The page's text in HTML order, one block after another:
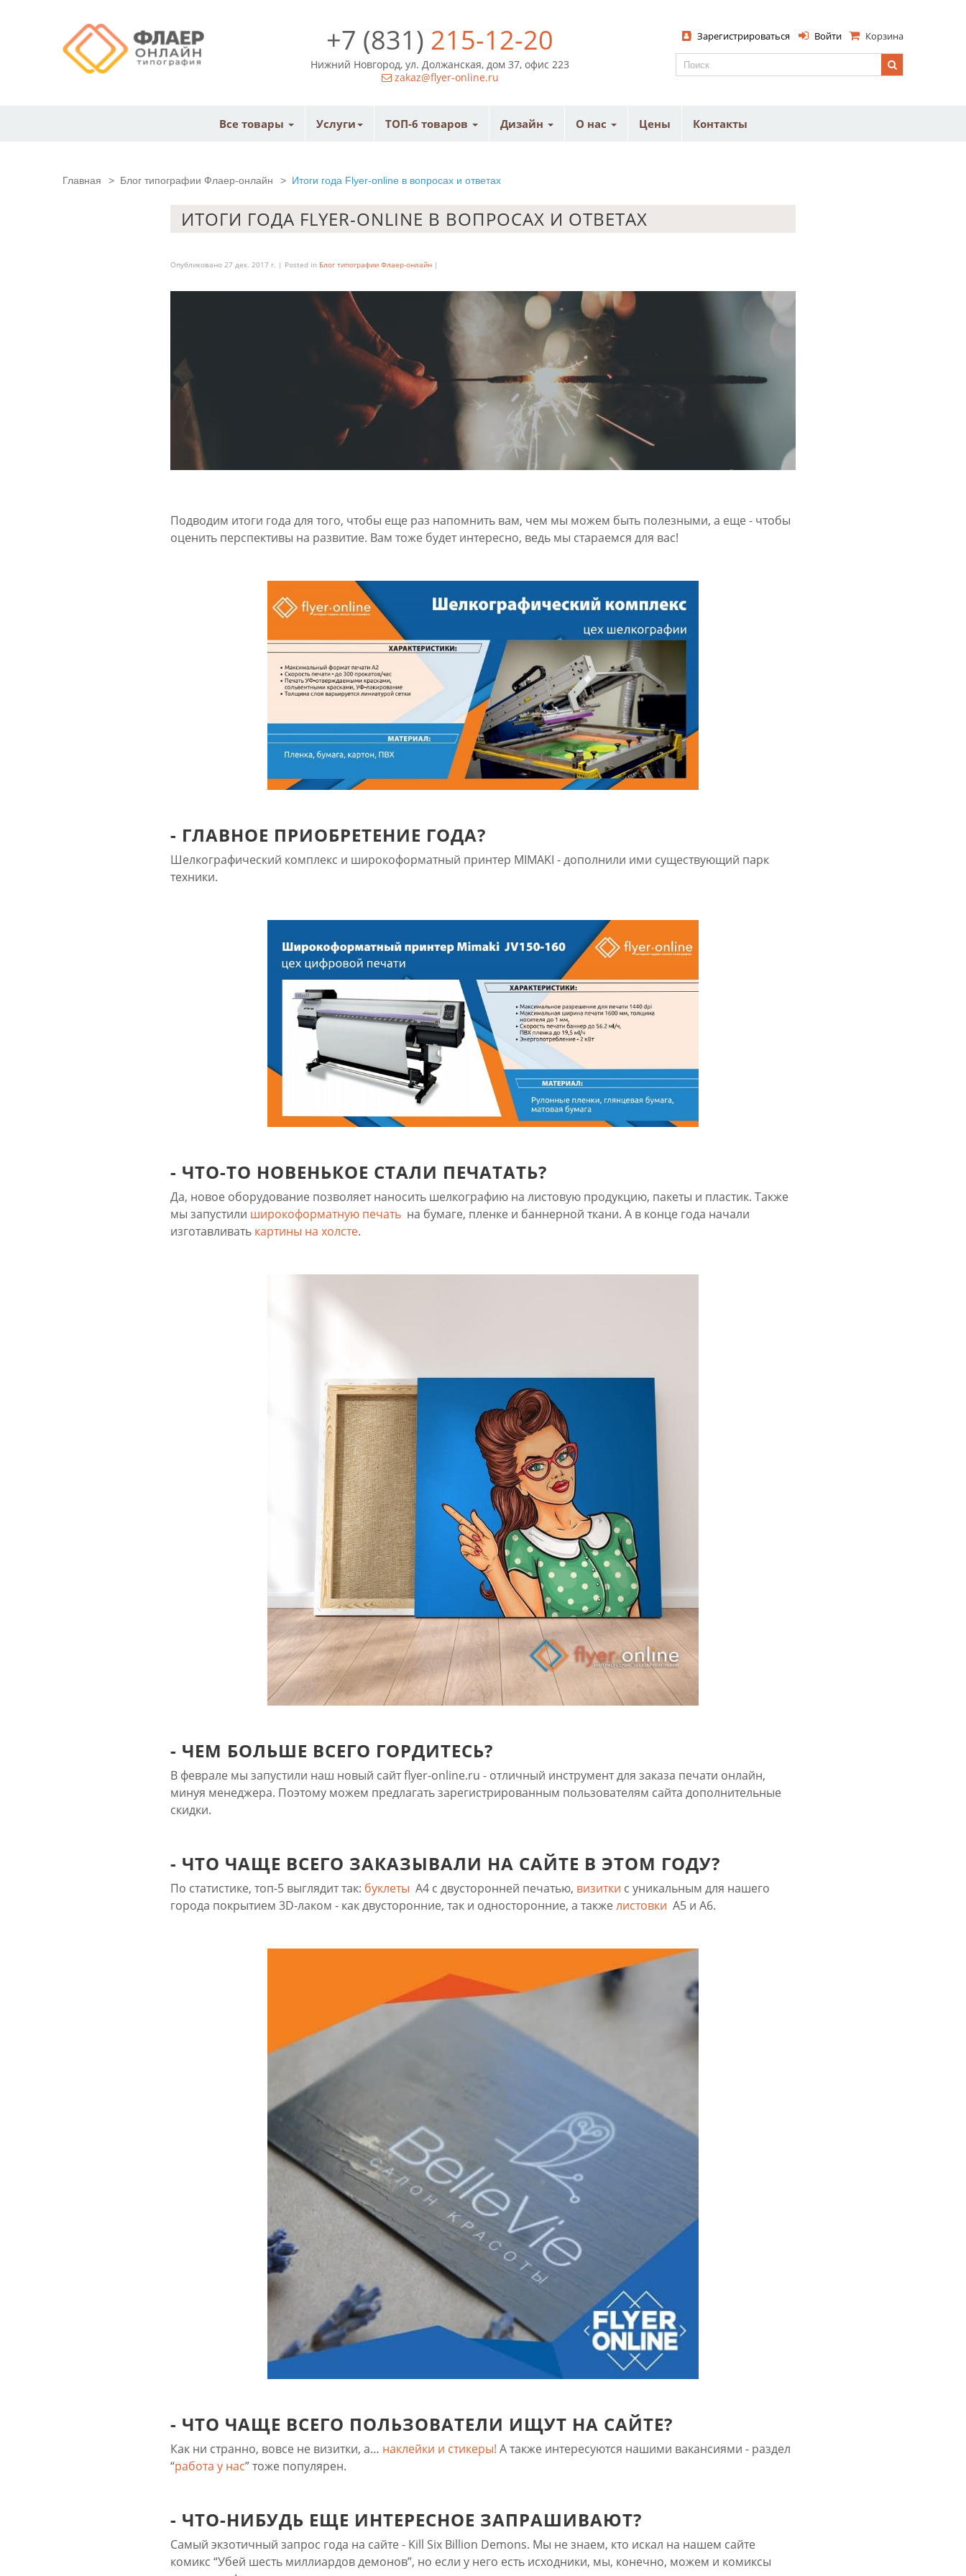
Корзина
Зарегистрироваться Войти
+7 (831) 215-12-20
Нижний Новгород, ул. Должанская, дом 37, офис 223
zakaz@flyer-online.ru
Все товары Услуги ТОП-6 товаров Дизайн О нас Цены Контакты
Главная > Блог типографии Флаер-онлайн > Итоги года Flyer-online в вопросах и ответах
ИТОГИ ГОДА FLYER-ONLINE В ВОПРОСАХ И ОТВЕТАХ
Опубликовано 27 дек. 2017 г. | Posted in Блог типографии Флаер-онлайн |
Подводим итоги года для того, чтобы еще раз напомнить вам, чем мы можем быть полезными, а еще - чтобы
оценить перспективы на развитие. Вам тоже будет интересно, ведь мы стараемся для вас!
- ГЛАВНОЕ ПРИОБРЕТЕНИЕ ГОДА?
Шелкографический комплекс и широкоформатный принтер MIMAKI - дополнили ими существующий парк
техники.
- ЧТО-ТО НОВЕНЬКОЕ СТАЛИ ПЕЧАТАТЬ?
Да, новое оборудование позволяет наносить шелкографию на листовую продукцию, пакеты и пластик. Также
мы запустили широкоформатную печать на бумаге, пленке и баннерной ткани. А в конце года начали
изготавливать картины на холсте.
- ЧЕМ БОЛЬШЕ ВСЕГО ГОРДИТЕСЬ?
В феврале мы запустили наш новый сайт flyer-online.ru - отличный инструмент для заказа печати онлайн,
минуя менеджера. Поэтому можем предлагать зарегистрированным пользователям сайта дополнительные
скидки.
- ЧТО ЧАЩЕ ВСЕГО ЗАКАЗЫВАЛИ НА САЙТЕ В ЭТОМ ГОДУ?
По статистике, топ-5 выглядит так: буклеты А4 с двусторонней печатью, визитки с уникальным для нашего
города покрытием 3D-лаком - как двусторонние, так и односторонние, а также листовки А5 и А6.
- ЧТО ЧАЩЕ ВСЕГО ПОЛЬЗОВАТЕЛИ ИЩУТ НА САЙТЕ?
Как ни странно, вовсе не визитки, а… наклейки и стикеры! А также интересуются нашими вакансиями - раздел
“работа у нас” тоже популярен.
- ЧТО-НИБУДЬ ЕЩЕ ИНТЕРЕСНОЕ ЗАПРАШИВАЮТ?
Самый экзотичный запрос года на сайте - Kill Six Billion Demons. Мы не знаем, кто искал на нашем сайте
комикс “Убей шесть миллиардов демонов”, но если у него есть исходники, мы, конечно, можем и комиксы